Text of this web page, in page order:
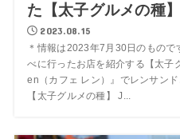
た【太子グルメの種】
2023.08.15
＊情報は2023年7月30日のもので
べに行ったお店を紹介する【太子
en（カフェ レン）』でレンサン
【太子グルメの種】 J...